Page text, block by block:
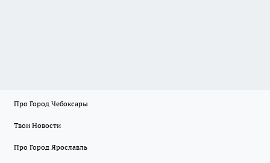
Про Город Чебоксары
Твои Новости
Про Город Ярославль